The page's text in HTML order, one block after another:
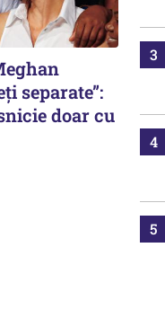
separate”:
doar cu